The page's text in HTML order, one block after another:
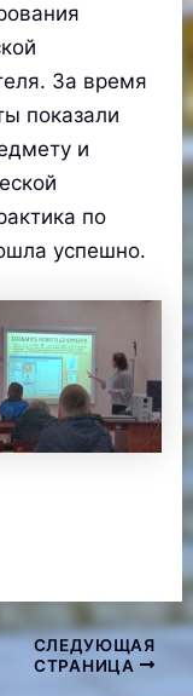
За время
показали
и
по
успешно.
СЛЕДУЮЩАЯ
СТРАНИЦА